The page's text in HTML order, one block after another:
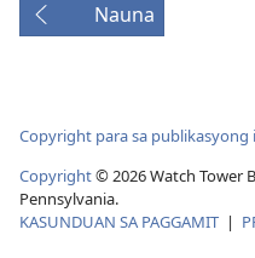
Nauna
Copyright para sa publikasyong
Copyright© 2026 Watch Tower
Pennsylvania.
KASUNDUAN SA PAGGAMIT |